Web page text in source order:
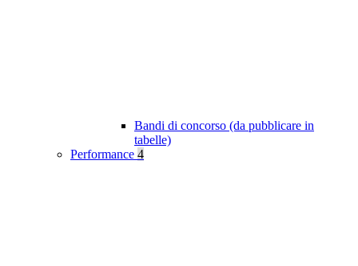
Bandi di concorso (da pubblicare in
tabelle)
Performance 4